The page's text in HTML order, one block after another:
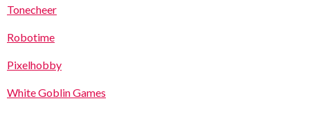
Tonecheer
Robotime
Pixelhobby
White Goblin Games